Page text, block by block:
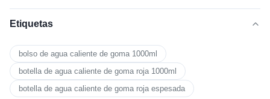
Etiquetas
bolso de agua caliente de goma 1000ml
botella de agua caliente de goma roja 1000ml
botella de agua caliente de goma roja espesada